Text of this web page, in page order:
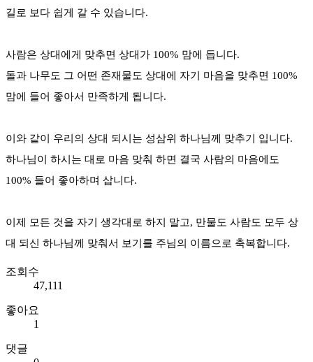
길로 보다 쉽게 갈 수 있습니다.
사람은 상대에게 맞추면 상대가 100% 맘에 듭니다.
돌과 나무도 그 어떤 존재물도 상대에 자기 마음을 맞추면 100%
맘에 들어 좋아서 만족하게 됩니다.
이와 같이 우리의 상대 되시는 성삼위 하나님께 맞추기 입니다.
하나님이 하시는 대로 마음 맞춰 하면 결국 사람의 마음에도
100% 들어 좋아하며 삽니다.
이제 모든 것을 자기 생각대로 하지 말고, 만물도 사람도 모두 상
대 되신 하나님께 맞춰서 보기를 주님의 이름으로 축복합니다.
조회수
47,111
좋아요
1
댓글